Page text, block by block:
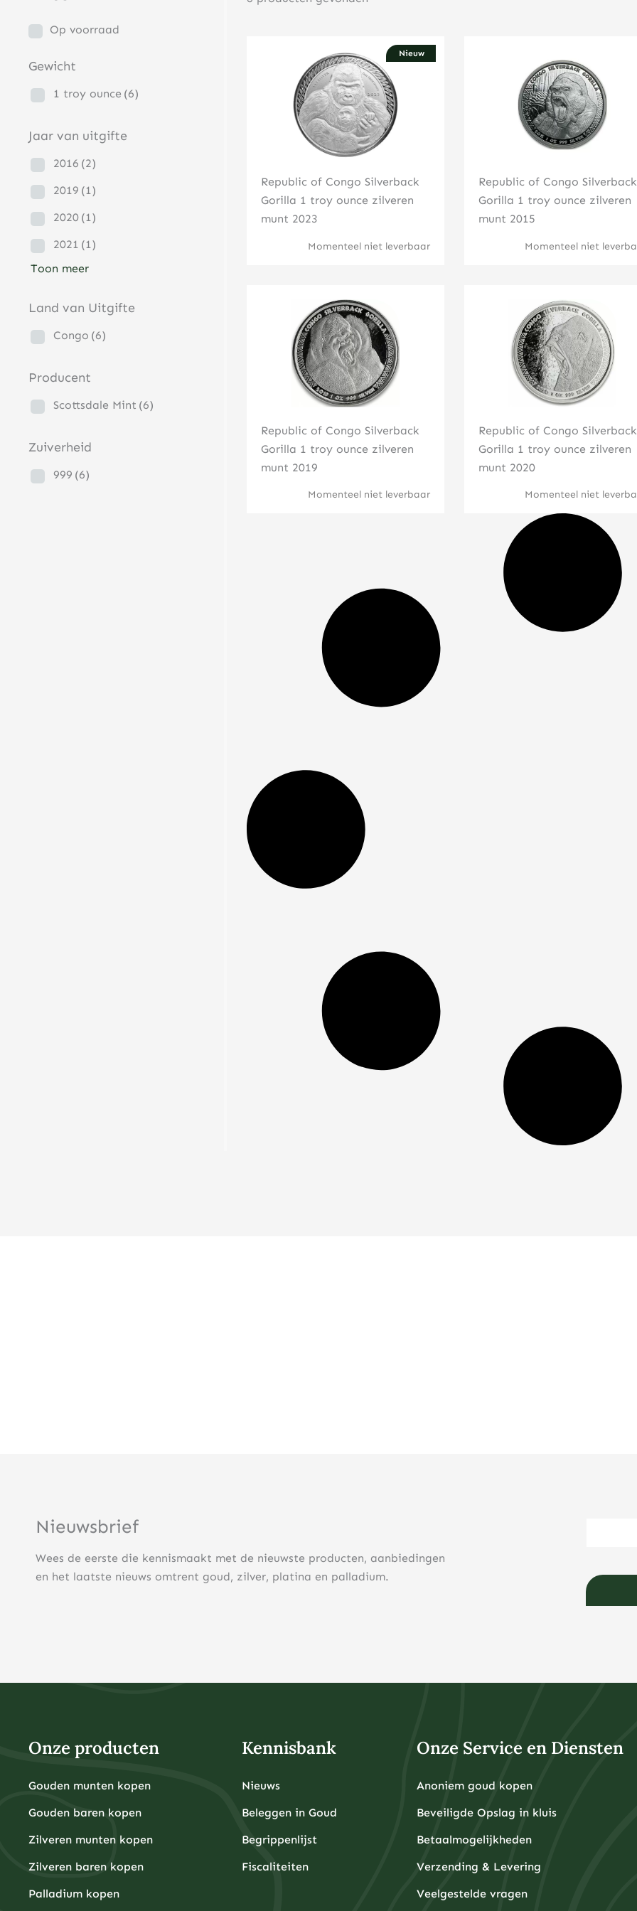
Op voorraad
Gewicht
1 troy ounce (6)
Jaar van uitgifte
2016 (2)
2019 (1)
2020 (1)
2021 (1)
Toon meer
Land van Uitgifte
Congo (6)
Producent
Scottsdale Mint (6)
Zuiverheid
999 (6)
Nieuw
Republic of Congo Silverback
Gorilla 1 troy ounce zilveren
munt 2023
Momenteel niet leverbaar
Klik hier
Republic of Congo Silverback
Gorilla 1 troy ounce zilveren
munt 2015
Momenteel niet
Republic of Congo Silverback
Gorilla 1 troy ounce zilveren
munt 2019
Momenteel niet leverbaar
Klik hier
Republic of Congo Silverback
Gorilla 1 troy ounce zilveren
munt 2020
Momenteel niet
Klik hier
Nieuwsbrief
Wees de eerste die kennismaakt met de nieuwste producten, aanbiedingen
en het laatste nieuws omtrent goud, zilver, platina en palladium.
Onze producten
Gouden munten kopen
Gouden baren kopen
Zilveren munten kopen
Zilveren baren kopen
Palladium kopen
Kennisbank
Nieuws
Beleggen in Goud
Begrippenlijst
Fiscaliteiten
Onze Service en Diensten
Anoniem goud kopen
Beveiligde Opslag in kluis
Betaalmogelijkheden
Verzending & Levering
Veelgestelde vragen